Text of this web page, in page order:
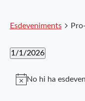
Esdeveniments
1/1/2026
una
data.
No hi ha